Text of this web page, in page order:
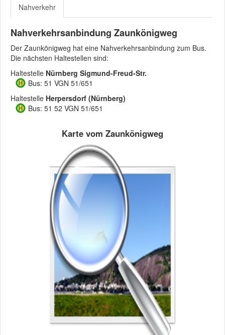
Nahverkehr
Nahverkehrsanbindung Zaunkönigweg
Der Zaunkönigweg hat eine Nahverkehrsanbindung zum Bus.
Die nächsten Haltestellen sind:
Haltestelle Nürnberg Sigmund-Freud-Str.
Bus: 51 VGN 51/651
Haltestelle Herpersdorf (Nürnberg)
Bus: 51 52 VGN 51/651
Karte vom Zaunkönigweg